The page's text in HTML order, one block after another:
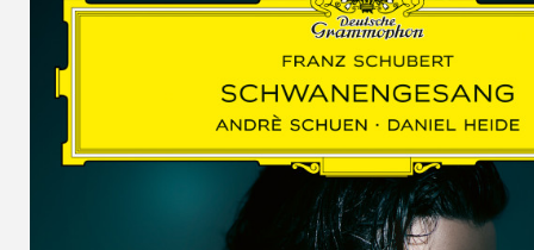
SCHUMANN
WOLF
MARTIN
SCHUMANN,